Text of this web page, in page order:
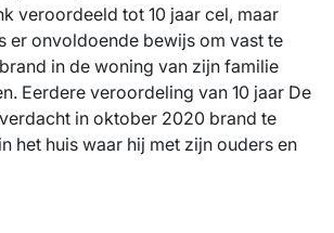
veroordeeld tot 10 jaar cel, maar
er onvoldoende bewijs om vast te
in de woning van zijn familie
Eerdere veroordeling van 10 jaar De
in oktober 2020 brand te
het huis waar hij met zijn ouders en